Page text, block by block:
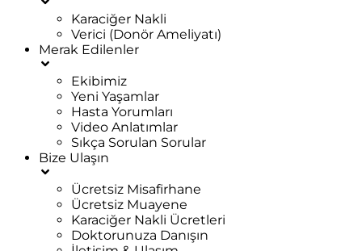
Karaciğer Nakli
Verici (Donör Ameliyatı)
Merak Edilenler
Ekibimiz
Yeni Yaşamlar
Hasta Yorumları
Video Anlatımlar
Sıkça Sorulan Sorular
Bize Ulaşın
Ücretsiz Misafirhane
Ücretsiz Muayene
Karaciğer Nakli Ücretleri
Doktorunuza Danışın